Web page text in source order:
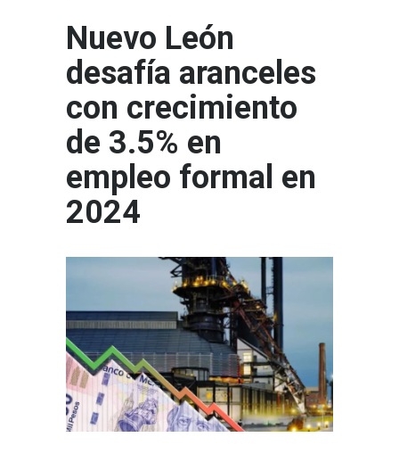
Nuevo León
desafía aranceles
con crecimiento
de 3.5% en
empleo formal en
2024